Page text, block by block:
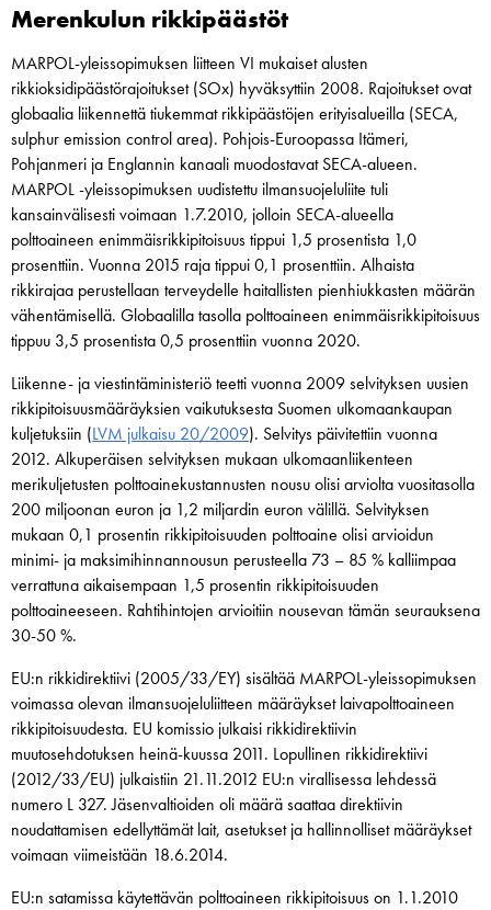
Merenkulun rikkipäästöt
MARPOL-yleissopimuksen liitteen VI mukaiset alusten
rikkioksidipäästörajoitukset (SOx) hyväksyttiin 2008. Rajoitukset ovat
globaalia liikennettä tiukemmat rikkipäästöjen erityisalueilla (SECA,
sulphur emission control area). Pohjois-Euroopassa Itämeri,
Pohjanmeri ja Englannin kanaali muodostavat SECA-alueen.
MARPOL -yleissopimuksen uudistettu ilmansuojeluliite tuli
kansainvälisesti voimaan 1.7.2010, jolloin SECA-alueella
polttoaineen enimmäisrikkipitoisuus tippui 1,5 prosentista 1,0
prosenttiin. Vuonna 2015 raja tippui 0,1 prosenttiin. Alhaista
rikkirajaa perustellaan terveydelle haitallisten pienhiukkasten määrän
vähentämisellä. Globaalilla tasolla polttoaineen enimmäisrikkipitoisuus
tippuu 3,5 prosentista 0,5 prosenttiin vuonna 2020.
Liikenne- ja viestintäministeriö teetti vuonna 2009 selvityksen uusien
rikkipitoisuusmääräyksien vaikutuksesta Suomen ulkomaankaupan
kuljetuksiin (LVM julkaisu 20/2009). Selvitys päivitettiin vuonna
2012. Alkuperäisen selvityksen mukaan ulkomaanliikenteen
merikuljetusten polttoainekustannusten nousu olisi arviolta vuositasolla
200 miljoonan euron ja 1,2 miljardin euron välillä. Selvityksen
mukaan 0,1 prosentin rikkipitoisuuden polttoaine olisi arvioidun
minimi- ja maksimihinnannousun perusteella 73 – 85 % kalliimpaa
verrattuna aikaisempaan 1,5 prosentin rikkipitoisuuden
polttoaineeseen. Rahtihintojen arvioitiin nousevan tämän seurauksena
30-50 %.
EU:n rikkidirektiivi (2005/33/EY) sisältää MARPOL-yleissopimuksen
voimassa olevan ilmansuojeluliitteen määräykset laivapolttoaineen
rikkipitoisuudesta. EU komissio julkaisi rikkidirektiivin
muutosehdotuksen heinä-kuussa 2011. Lopullinen rikkidirektiivi
(2012/33/EU) julkaistiin 21.11.2012 EU:n virallisessa lehdessä
numero L 327. Jäsenvaltioiden oli määrä saattaa direktiivin
noudattamisen edellyttämät lait, asetukset ja hallinnolliset määräykset
voimaan viimeistään 18.6.2014.
EU:n satamissa käytettävän polttoaineen rikkipitoisuus on 1.1.2010